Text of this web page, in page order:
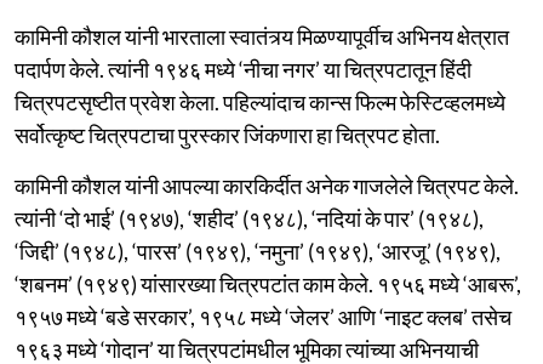
कामिनी कौशल यांनी भारताला स्वातंत्र्य मिळण्यापूर्वीच अभिनय क्षेत्रात
पदार्पण केले. त्यांनी १९४६ मध्ये ‘नीचा नगर’ या चित्रपटातून हिंदी
चित्रपटसृष्टीत प्रवेश केला. पहिल्यांदाच कान्स फिल्म फेस्टिव्हलमध्ये
सर्वोत्कृष्ट चित्रपटाचा पुरस्कार जिंकणारा हा चित्रपट होता.
कामिनी कौशल यांनी आपल्या कारकिर्दीत अनेक गाजलेले चित्रपट केले.
त्यांनी ‘दो भाई’ (१९४७), ‘शहीद’ (१९४८), ‘नदियां के पार’ (१९४८),
‘जिद्दी’ (१९४८), ‘पारस’ (१९४९), ‘नमुना’ (१९४९), ‘आरजू’ (१९४९),
‘शबनम’ (१९४९) यांसारख्या चित्रपटांत काम केले. १९५६ मध्ये ‘आबरू’,
१९५७ मध्ये ‘बडे सरकार’, १९५८ मध्ये ‘जेलर’ आणि ‘नाइट क्लब’ तसेच
१९६३ मध्ये ‘गोदान’ या चित्रपटांमधील भूमिका त्यांच्या अभिनयाची